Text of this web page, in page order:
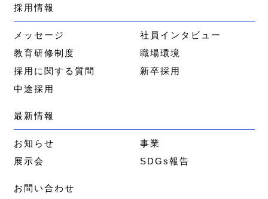
採用情報
メッセージ
社員インタビュー
教育研修制度
職場環境
採用に関する質問
新卒採用
中途採用
最新情報
お知らせ
事業
展示会
SDGs報告
お問い合わせ